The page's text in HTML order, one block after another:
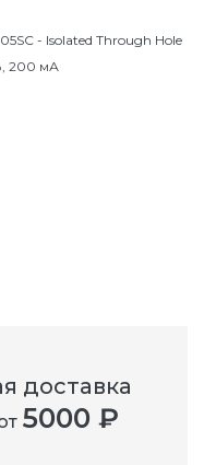
- Isolated Through Hole
200 мА
доставка
5000 ₽